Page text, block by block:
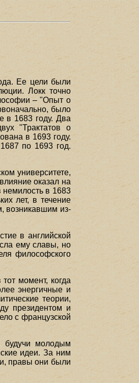
Ее цели были
Локк точно
– "Опыт о
было
в 1683 году. Два
"Трактатов о
в 1693 году.
по 1693 год.
университете,
оказал на
в 1683
лет, в течение
возникавшим из-
в английской
ему славы, но
философского
момент, когда
энергичные и
теории,
президентом и
с французской
будучи молодым
идеи. За ним
правы они были